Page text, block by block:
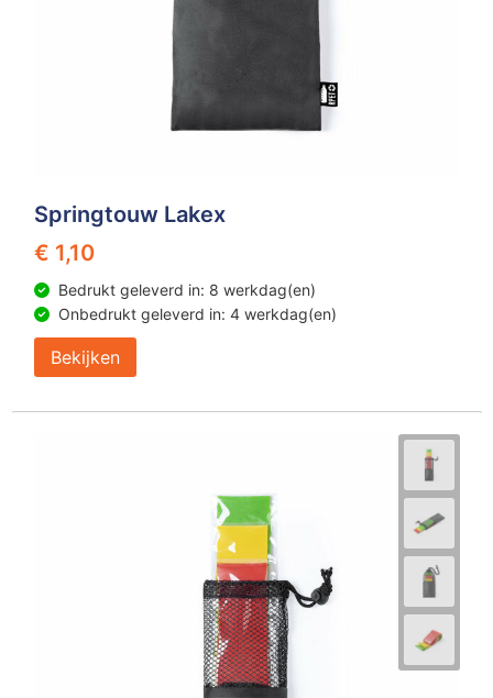
Springtouw Lakex
€ 1,10
Bedrukt geleverd in: 8 werkdag(en)
Onbedrukt geleverd in: 4 werkdag(en)
Bekijken